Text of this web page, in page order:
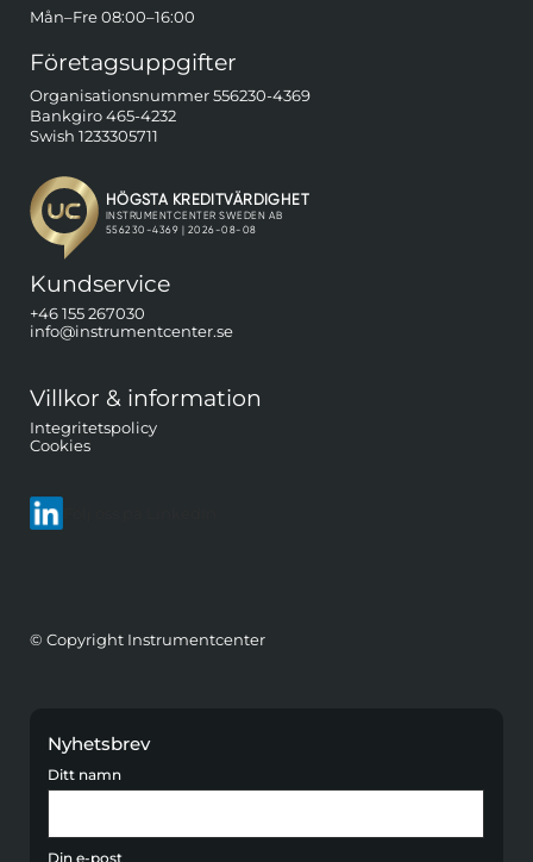
Mån–Fre 08:00–16:00
Företagsuppgifter
Organisationsnummer 556230-4369
Bankgiro 465-4232
Swish 1233305711
Kundservice
+46 155 267030
info@instrumentcenter.se
Villkor & information
Integritetspolicy
Cookies
© Copyright Instrumentcenter
Nyhetsbrev
Ditt namn
Din e-post